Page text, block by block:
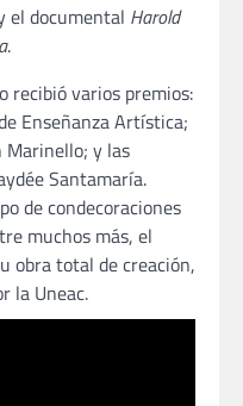
el documental Harold
.
recibió varios premios:
Enseñanza Artística;
Marinello; y las
Santamaría.
de condecoraciones
muchos más, el
obra total de creación,
la Uneac.